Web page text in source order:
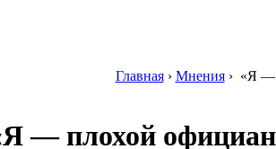
Главная› Мнения› «Я —
— плохой